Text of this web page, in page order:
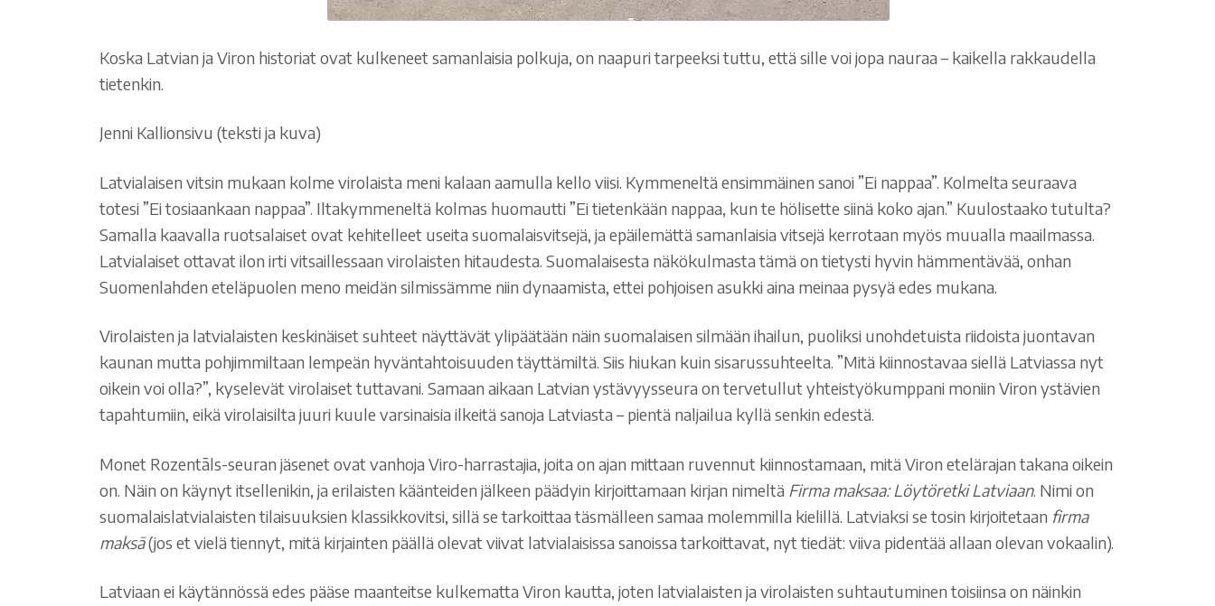
Koska Latvian ja Viron historiat ovat kulkeneet samanlaisia polkuja, on naapuri tarpeeksi tuttu, että sille voi jopa nauraa – kaikella rakkaudella
tietenkin.
Jenni Kallionsivu (teksti ja kuva)
Latvialaisen vitsin mukaan kolme virolaista meni kalaan aamulla kello viisi. Kymmeneltä ensimmäinen sanoi ”Ei nappaa”. Kolmelta seuraava
totesi ”Ei tosiaankaan nappaa”. Iltakymmeneltä kolmas huomautti ”Ei tietenkään nappaa, kun te hölisette siinä koko ajan.” Kuulostaako tutulta?
Samalla kaavalla ruotsalaiset ovat kehitelleet useita suomalaisvitsejä, ja epäilemättä samanlaisia vitsejä kerrotaan myös muualla maailmassa.
Latvialaiset ottavat ilon irti vitsaillessaan virolaisten hitaudesta. Suomalaisesta näkökulmasta tämä on tietysti hyvin hämmentävää, onhan
Suomenlahden eteläpuolen meno meidän silmissämme niin dynaamista, ettei pohjoisen asukki aina meinaa pysyä edes mukana.
Virolaisten ja latvialaisten keskinäiset suhteet näyttävät ylipäätään näin suomalaisen silmään ihailun, puoliksi unohdetuista riidoista juontavan
kaunan mutta pohjimmiltaan lempeän hyväntahtoisuuden täyttämiltä. Siis hiukan kuin sisarussuhteelta. ”Mitä kiinnostavaa siellä Latviassa nyt
oikein voi olla?”, kyselevät virolaiset tuttavani. Samaan aikaan Latvian ystävyysseura on tervetullut yhteistyökumppani moniin Viron ystävien
tapahtumiin, eikä virolaisilta juuri kuule varsinaisia ilkeitä sanoja Latviasta – pientä naljailua kyllä senkin edestä.
Monet Rozentāls-seuran jäsenet ovat vanhoja Viro-harrastajia, joita on ajan mittaan ruvennut kiinnostamaan, mitä Viron etelärajan takana oikein
on. Näin on käynyt itsellenikin, ja erilaisten käänteiden jälkeen päädyin kirjoittamaan kirjan nimeltä Firma maksaa: Löytöretki Latviaan. Nimi on
suomalaislatvialaisten tilaisuuksien klassikkovitsi, sillä se tarkoittaa täsmälleen samaa molemmilla kielillä. Latviaksi se tosin kirjoitetaan firma
maksā(jos et vielä tiennyt, mitä kirjainten päällä olevat viivat latvialaisissa sanoissa tarkoittavat, nyt tiedät: viiva pidentää allaan olevan vokaalin).
Latviaan ei käytännössä edes pääse maanteitse kulkematta Viron kautta, joten latvialaisten ja virolaisten suhtautuminen toisiinsa on näinkin